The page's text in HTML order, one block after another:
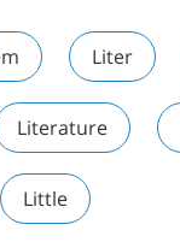
Liter
Literature
Little